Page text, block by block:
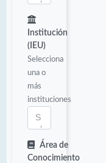
Institución
(IEU)
Selecciona
una o
más
instituciones
Área de
Conocimiento